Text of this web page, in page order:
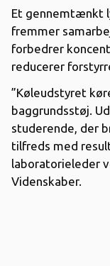
Et gennemtænkt
fremmer
forbedrer
reducerer
”Køleudstyret
baggrundsstøj.
studerende, der
tilfreds med
laboratorieleder
Videnskaber.